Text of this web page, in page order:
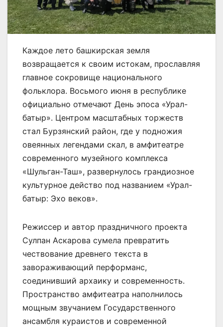
Каждое лето башкирская земля
возвращается к своим истокам, прославляя
главное сокровище национального
фольклора. Восьмого июня в республике
официально отмечают День эпоса «Урал-
батыр». Центром масштабных торжеств
стал Бурзянский район, где у подножия
овеянных легендами скал, в амфитеатре
современного музейного комплекса
«Шульган-Таш», развернулось грандиозное
культурное действо под названием «Урал-
батыр: Эхо веков».
Режиссер и автор праздничного проекта
Сулпан Аскарова сумела превратить
чествование древнего текста в
завораживающий перформанс,
соединивший архаику и современность.
Пространство амфитеатра наполнилось
мощным звучанием Государственного
ансамбля кураистов и современной